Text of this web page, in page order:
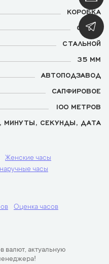
КОРОБКА
СТАЛЬ
СТАЛЬНОЙ
35 ММ
АВТОПОДЗАВОД
САПФИРОВОЕ
100 МЕТРОВ
МИНУТЫ, СЕКУНДЫ, ДАТА
Женские часы
часы
Оценка часов
валют, актуальную